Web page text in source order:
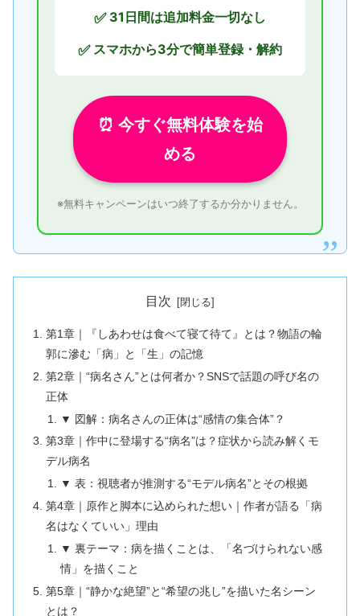
✅31日間は追加料金一切なし
✅スマホから3分で簡単登録・解約
⏰ 今すぐ無料体験を始
める
※無料キャンペーンはいつ終了するか分かりません。
目次
第1章｜『しあわせは食べて寝て待て』とは？物語の輪
郭に滲む「病」と「生」の記憶
第2章｜“病名さん”とは何者か？SNSで話題の呼び名の
正体
▼ 図解：病名さんの正体は“感情の集合体”？
第3章｜作中に登場する“病名”は？症状から読み解くモ
デル病名
▼ 表：視聴者が推測する“モデル病名”とその根拠
第4章｜原作と脚本に込められた想い｜作者が語る「病
名はなくていい」理由
▼ 裏テーマ：病を描くことは、「名づけられない感
情」を描くこと
第5章｜“静かな絶望”と“希望の兆し”を描いた名シーン
とは？